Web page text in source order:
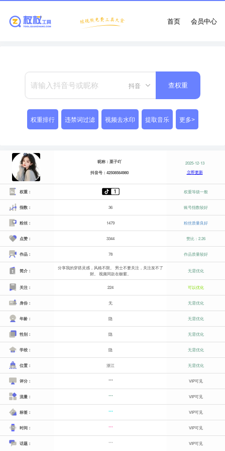
会员中心
首页
抖音 查权重
权重排行 违禁词过滤 视频去水印 提取音乐 更多>
昵称：栗子吖
抖音号：42508564980
2025-12-13
立即更新
权重： 权重等级一般
指数： 36 账号指数较好
粉丝： 1479 粉丝质量良好
点赞： 3344 赞比：2.26
作品： 78 作品质量较好
简介：
分享我的穿搭灵感，风格不限。 男士不要关注，关注发不了
财。 视频同款在橱窗。
无需优化
关注： 224 可以优化
身份： 无 无需优化
年龄： 隐 无需优化
性别： 隐 无需优化
学校： 隐 无需优化
位置： 浙江 无需优化
评分： *** VIP可见
流量： *** VIP可见
标签： *** VIP可见
时间： *** VIP可见
话题： *** VIP可见